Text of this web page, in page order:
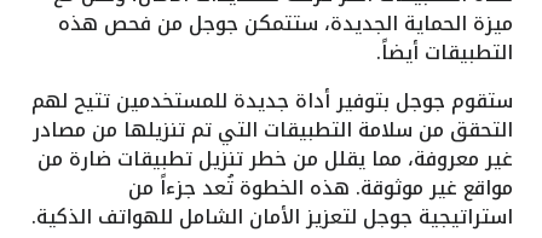
ميزة الحماية الجديدة، ستتمكن جوجل من فحص هذه
التطبيقات أيضاً.
ستقوم جوجل بتوفير أداة جديدة للمستخدمين تتيح لهم
التحقق من سلامة التطبيقات التي تم تنزيلها من مصادر
غير معروفة، مما يقلل من خطر تنزيل تطبيقات ضارة من
مواقع غير موثوقة. هذه الخطوة تُعد جزءاً من
استراتيجية جوجل لتعزيز الأمان الشامل للهواتف الذكية.